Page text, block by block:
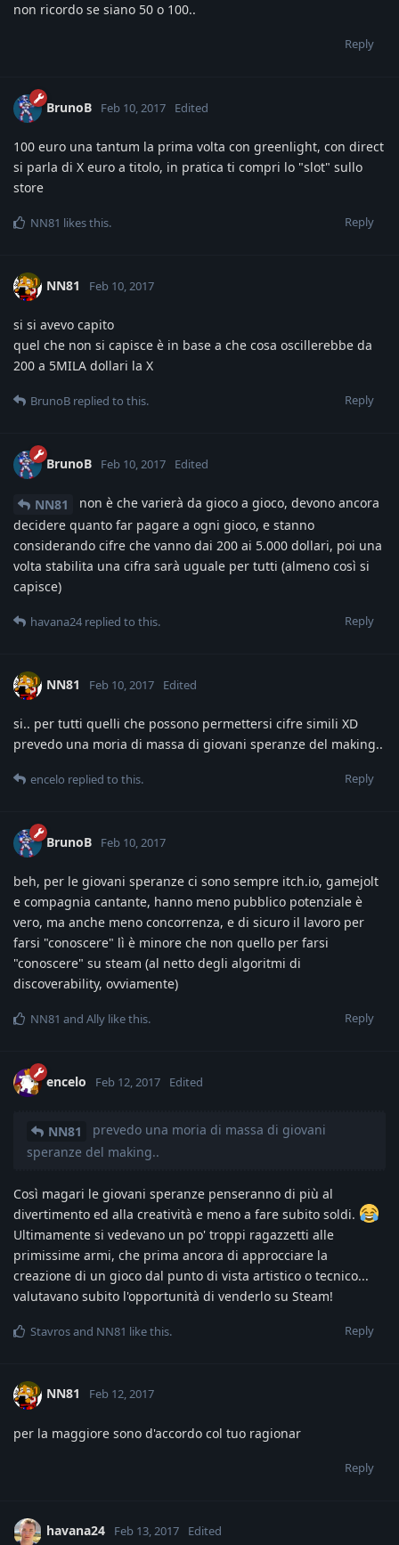
non ricordo se siano 50 o 100..
Reply
BrunoB Feb 10, 2017 Edited
100 euro una tantum la prima volta con greenlight, con direct
si parla di X euro a titolo, in pratica ti compri lo "slot" sullo
store
Reply
NN81 likes this.
NN81 Feb 10, 2017
si si avevo capito
quel che non si capisce è in base a che cosa oscillerebbe da
200 a 5MILA dollari la X
Reply
BrunoB replied to this.
BrunoB Feb 10, 2017 Edited
NN81
non è che varierà da gioco a gioco, devono ancora
decidere quanto far pagare a ogni gioco, e stanno
considerando cifre che vanno dai 200 ai 5.000 dollari, poi una
volta stabilita una cifra sarà uguale per tutti (almeno così si
capisce)
Reply
havana24 replied to this.
NN81 Feb 10, 2017 Edited
si.. per tutti quelli che possono permettersi cifre simili XD
prevedo una moria di massa di giovani speranze del making..
Reply
encelo replied to this.
BrunoB Feb 10, 2017
beh, per le giovani speranze ci sono sempre itch.io, gamejolt
e compagnia cantante, hanno meno pubblico potenziale è
vero, ma anche meno concorrenza, e di sicuro il lavoro per
farsi "conoscere" lì è minore che non quello per farsi
"conoscere" su steam (al netto degli algoritmi di
discoverability, ovviamente)
Reply
NN81 and Ally like this.
encelo Feb 12, 2017 Edited
NN81
prevedo una moria di massa di giovani
speranze del making..
Così magari le giovani speranze penseranno di più al
divertimento ed alla creatività e meno a fare subito soldi.
Ultimamente si vedevano un po' troppi ragazzetti alle
primissime armi, che prima ancora di approcciare la
creazione di un gioco dal punto di vista artistico o tecnico...
valutavano subito l'opportunità di venderlo su Steam!
Reply
Stavrosand NN81 like this.
NN81 Feb 12, 2017
per la maggiore sono d'accordo col tuo ragionar
Reply
havana24 Feb 13, 2017 Edited